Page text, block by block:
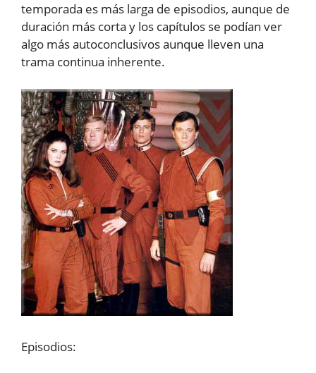
temporada es más larga de episodios, aunque de
duración más corta y los capítulos se podían ver
algo más autoconclusivos aunque lleven una
trama continua inherente.
Episodios: